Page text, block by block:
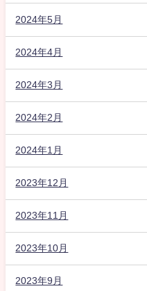
2024年5月
2024年4月
2024年3月
2024年2月
2024年1月
2023年12月
2023年11月
2023年10月
2023年9月